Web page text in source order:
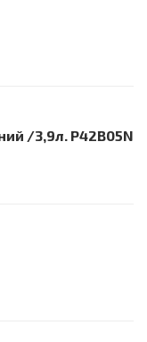
/3,9л. P42B05N